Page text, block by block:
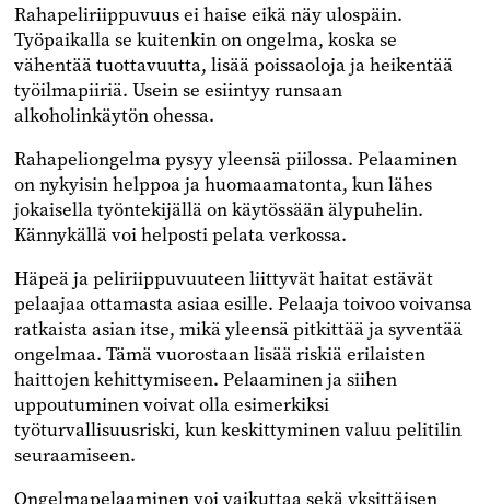
Rahapeliriippuvuus ei haise eikä näy ulospäin.
Työpaikalla se kuitenkin on ongelma, koska se
vähentää tuottavuutta, lisää poissaoloja ja heikentää
työilmapiiriä. Usein se esiintyy runsaan
alkoholinkäytön ohessa.
Rahapeliongelma pysyy yleensä piilossa. Pelaaminen
on nykyisin helppoa ja huomaamatonta, kun lähes
jokaisella työntekijällä on käytössään älypuhelin.
Kännykällä voi helposti pelata verkossa.
Häpeä ja peliriippuvuuteen liittyvät haitat estävät
pelaajaa ottamasta asiaa esille. Pelaaja toivoo voivansa
ratkaista asian itse, mikä yleensä pitkittää ja syventää
ongelmaa. Tämä vuorostaan lisää riskiä erilaisten
haittojen kehittymiseen. Pelaaminen ja siihen
uppoutuminen voivat olla esimerkiksi
työturvallisuusriski, kun keskittyminen valuu pelitilin
seuraamiseen.